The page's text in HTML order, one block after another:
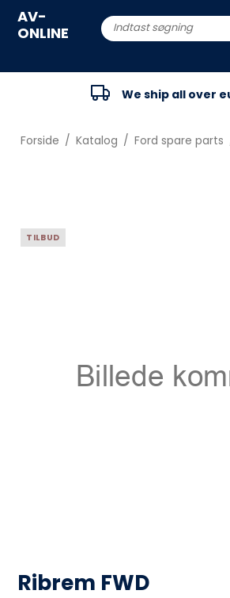
AV-
ONLINE
We ship all over
Forside / Katalog / Ford spare parts
TILBUD
Ribrem FWD